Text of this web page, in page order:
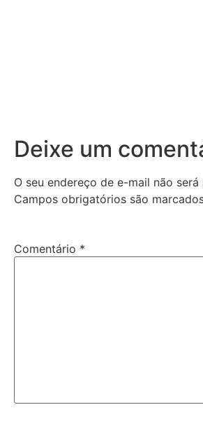
Deixe um
O seu endereço de e-mail não
Campos obrigatórios são
Comentário *